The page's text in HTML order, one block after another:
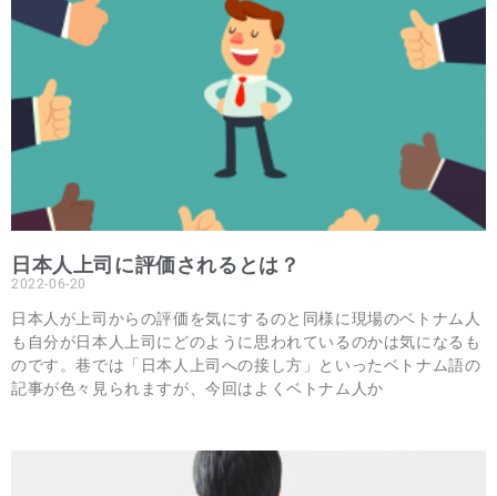
日本人上司に評価されるとは？
2022-06-20
日本人が上司からの評価を気にするのと同様に現場のベトナム人
も自分が日本人上司にどのように思われているのかは気になるも
のです。巷では「日本人上司への接し方」といったベトナム語の
記事が色々見られますが、今回はよくベトナム人か